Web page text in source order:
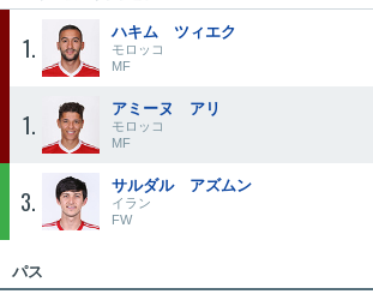
1
ハキム ツィエク
モロッコ
MF
1
アミーヌ アリ
モロッコ
MF
3
サルダル アズムン
イラン
FW
パス